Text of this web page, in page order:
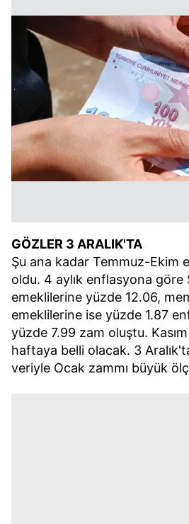
GÖZLER 3 ARALIK'TA
Şu ana kadar Temmuz-Ekim
oldu. 4 aylık enflasyona göre
emeklilerine yüzde 12.06,
emeklilerine ise yüzde 1.87
yüzde 7.99 zam oluştu.
haftaya belli olacak. 3
veriyle Ocak zammı büyük